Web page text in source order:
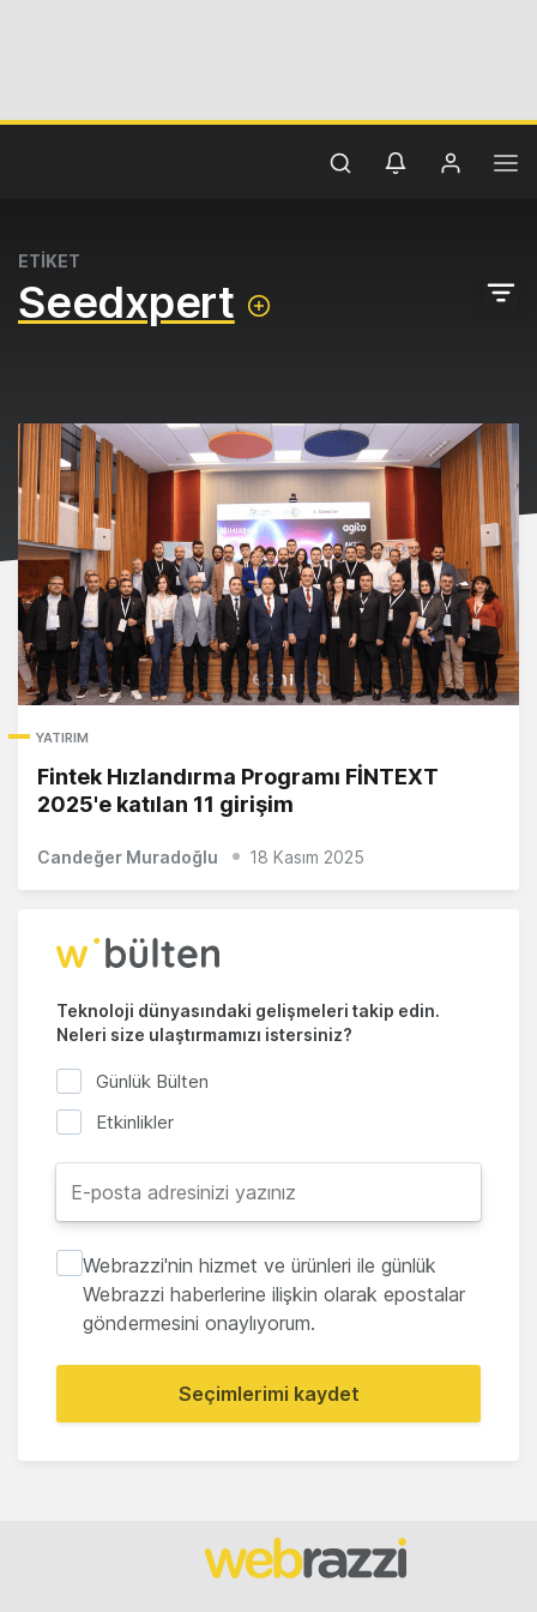
ETİKET
Seedxpert
YATIRIM
Fintek Hızlandırma Programı FİNTEXT
2025'e katılan 11 girişim
Candeğer Muradoğlu 18 Kasım 2025
Teknoloji dünyasındaki gelişmeleri takip edin.
Neleri size ulaştırmamızı istersiniz?
Günlük Bülten
Etkinlikler
Webrazzi'nin hizmet ve ürünleri ile günlük
Webrazzi haberlerine ilişkin olarak epostalar
göndermesini onaylıyorum.
Seçimlerimi kaydet